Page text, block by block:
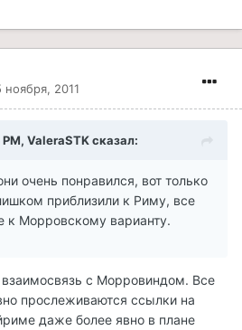
ноября, 2011
PM, ValeraSTK сказал:
очень понравился, вот только
приблизили к Риму, все
к Морровскому варианту.
с Морровиндом. Все
прослеживаются ссылки на
даже более явно в плане